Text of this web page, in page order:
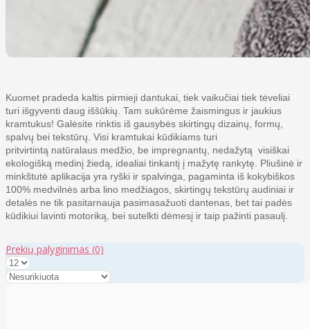
Kuomet pradeda kaltis pirmieji dantukai, tiek vaikučiai tiek tėveliai
turi išgyventi daug iššūkių. Tam sukūrėme žaismingus ir jaukius
kramtukus! Galėsite rinktis iš gausybės skirtingų dizainų, formų,
spalvų bei tekstūrų. Visi kramtukai kūdikiams turi
pritvirtintą natūralaus medžio, be impregnantų, nedažytą visiškai
ekologišką medinį žiedą, idealiai tinkantį į mažytę rankytę. Pliušinė ir
minkštutė aplikacija yra ryški ir spalvinga, pagaminta iš kokybiškos
100% medvilnės arba lino medžiagos, skirtingų tekstūrų audiniai ir
detalės ne tik pasitarnauja pasimasažuoti dantenas, bet tai padės
kūdikiui lavinti motoriką, bei sutelkti dėmesį ir taip pažinti pasaulį.
Prekių palyginimas (0)